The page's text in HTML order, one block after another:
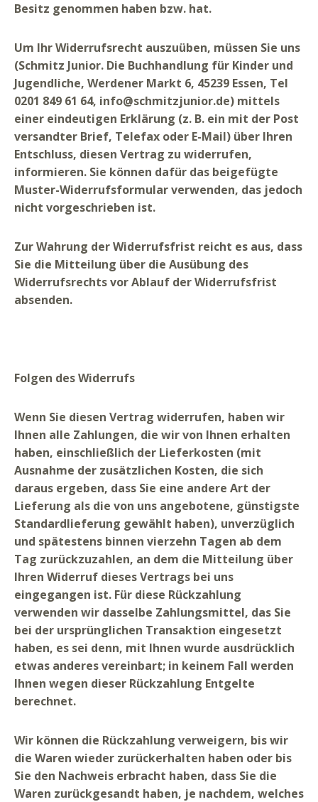
Besitz genommen haben bzw. hat.
Um Ihr Widerrufsrecht auszuüben, müssen Sie uns
(Schmitz Junior. Die Buchhandlung für Kinder und
Jugendliche, Werdener Markt 6, 45239 Essen, Tel
0201 849 61 64, info@schmitzjunior.de) mittels
einer eindeutigen Erklärung (z. B. ein mit der Post
versandter Brief, Telefax oder E-Mail) über Ihren
Entschluss, diesen Vertrag zu widerrufen,
informieren. Sie können dafür das beigefügte
Muster-Widerrufsformular verwenden, das jedoch
nicht vorgeschrieben ist.
Zur Wahrung der Widerrufsfrist reicht es aus, dass
Sie die Mitteilung über die Ausübung des
Widerrufsrechts vor Ablauf der Widerrufsfrist
absenden.
Folgen desWiderrufs
Wenn Sie diesen Vertrag widerrufen, haben wir
Ihnen alle Zahlungen, die wir von Ihnen erhalten
haben, einschließlich der Lieferkosten (mit
Ausnahme der zusätzlichen Kosten, die sich
daraus ergeben, dass Sie eine andere Art der
Lieferung als die von uns angebotene, günstigste
Standardlieferung gewählt haben), unverzüglich
und spätestens binnen vierzehn Tagen ab dem
Tag zurückzuzahlen, an dem die Mitteilung über
Ihren Widerruf dieses Vertrags bei uns
eingegangen ist. Für diese Rückzahlung
verwenden wir dasselbe Zahlungsmittel, das Sie
bei der ursprünglichen Transaktion eingesetzt
haben, es sei denn, mit Ihnen wurde ausdrücklich
etwas anderes vereinbart; in keinem Fall werden
Ihnen wegen dieser Rückzahlung Entgelte
berechnet.
Wir können die Rückzahlung verweigern, bis wir
die Waren wieder zurückerhalten haben oder bis
Sie den Nachweis erbracht haben, dass Sie die
Waren zurückgesandt haben, je nachdem, welches